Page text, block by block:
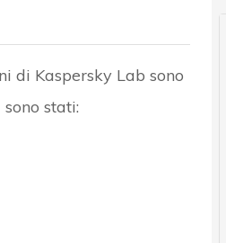
di Kaspersky Lab sono
stati: